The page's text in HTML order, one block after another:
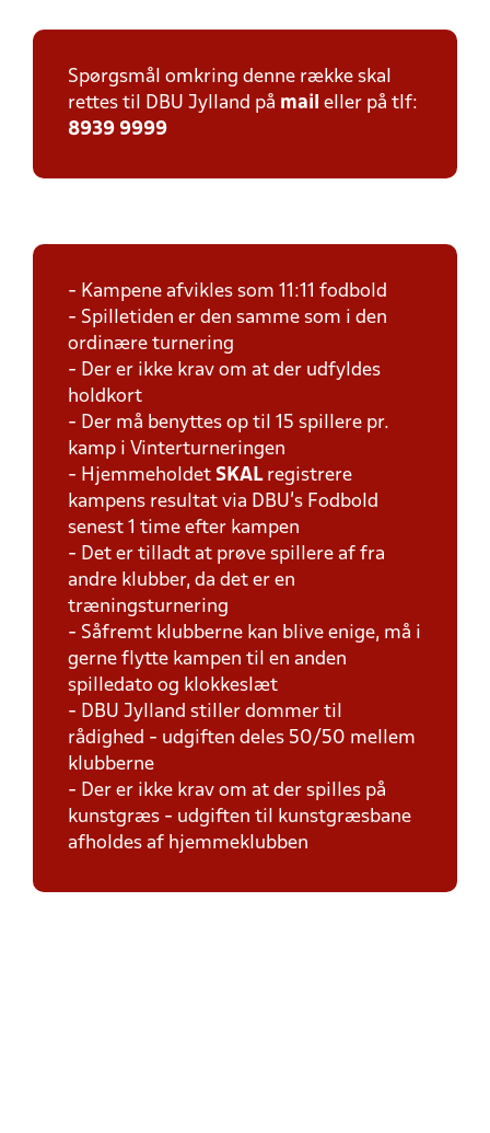
Spørgsmål omkring denne række skal
rettes til DBU Jylland på mail eller på tlf:
8939 9999
- Kampene afvikles som 11:11 fodbold
- Spilletiden er den samme som i den
ordinære turnering
- Der er ikke krav om at der udfyldes
holdkort
- Der må benyttes op til 15 spillere pr.
kamp i Vinterturneringen
- Hjemmeholdet SKAL registrere
kampens resultat via DBU's Fodbold
senest 1 time efter kampen
- Det er tilladt at prøve spillere af fra
andre klubber, da det er en
træningsturnering
- Såfremt klubberne kan blive enige, må i
gerne flytte kampen til en anden
spilledato og klokkeslæt
- DBU Jylland stiller dommer til
rådighed - udgiften deles 50/50 mellem
klubberne
- Der er ikke krav om at der spilles på
kunstgræs - udgiften til kunstgræsbane
afholdes af hjemmeklubben